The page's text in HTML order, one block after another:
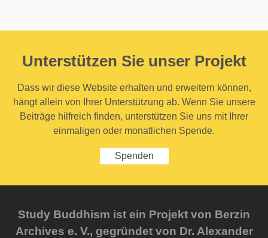
Unterstützen Sie unser Projekt
Dass wir diese Website erhalten und erweitern können,
hängt allein von Ihrer Unterstützung ab. Wenn Sie unsere
Beiträge hilfreich finden, unterstützen Sie uns mit Ihrer
einmaligen oder monatlichen Spende.
Spenden
Study Buddhism ist ein Projekt von Berzin
Archives e. V., gegründet von Dr. Alexander